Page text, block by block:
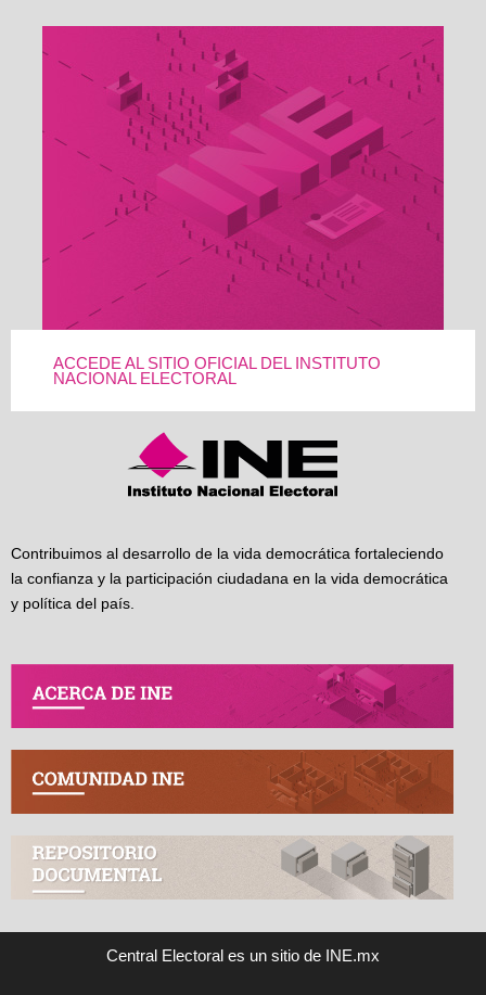
ACCEDE AL SITIO OFICIAL DEL INSTITUTO
NACIONAL ELECTORAL
Contribuimos al desarrollo de la vida democrática fortaleciendo
la confianza y la participación ciudadana en la vida democrática
y política del país.
Central Electoral es un sitio de INE.mx